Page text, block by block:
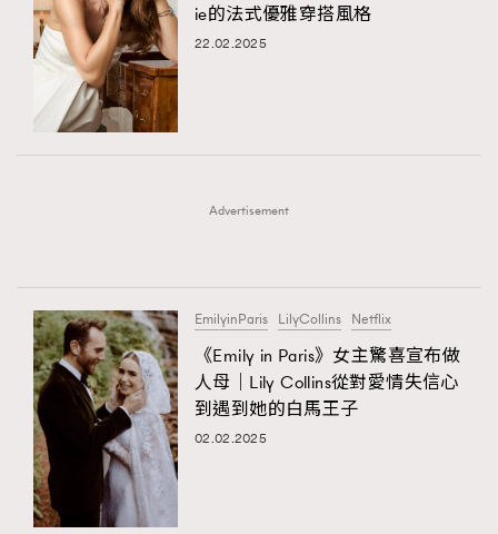
FigaroIssue 271
FigaroJewellery
FigaroMasterclass 20
FigaroStyle
FigaroTalk 48
FigaroWatch 83
Grooming&Fitness 38
HommesFashion 2
HommeStyle
#FigaroIssue 專訪陳漢娜Hanna與Takuro｜模特
ie的法式優雅穿搭風格
22.02.2025
Advertisement
EmilyinParis LilyCollins Netflix
《Emily in Paris》女主驚喜宣布做
人母｜Lily Collins從對愛情失信心
到遇到她的白馬王子
02.02.2025